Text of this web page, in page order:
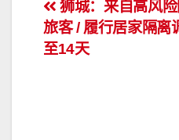
文
章
狮城：来自高风
旅客 / 履行居家隔离
至14天